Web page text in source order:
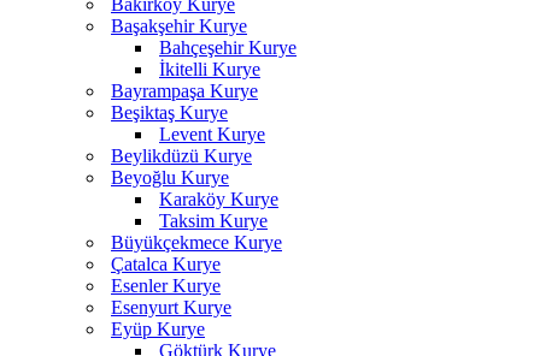
Bakırköy Kurye
Başakşehir Kurye
Bahçeşehir Kurye
İkitelli Kurye
Bayrampaşa Kurye
Beşiktaş Kurye
Levent Kurye
Beylikdüzü Kurye
Beyoğlu Kurye
Karaköy Kurye
Taksim Kurye
Büyükçekmece Kurye
Çatalca Kurye
Esenler Kurye
Esenyurt Kurye
Eyüp Kurye
Göktürk Kurye